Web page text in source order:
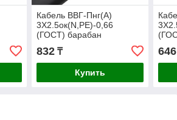
Кабель ВВГ-Пнг(А)
3Х2.5ок(N,РЕ)-0,66
(ГОСТ) барабан
832₸
Купить
646